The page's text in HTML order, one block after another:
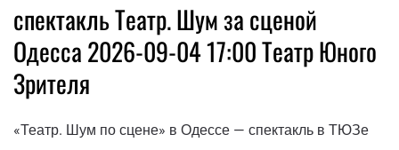
спектакль Театр. Шум за сценой
Одесса 2026-09-04 17:00 Театр Юного
Зрителя
«Театр. Шум по сцене» в Одессе — спектакль в ТЮЗе